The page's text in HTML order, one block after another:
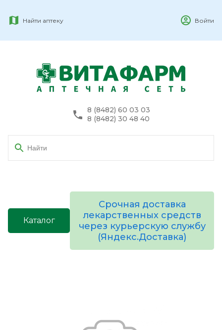
Найти аптеку Войти
8 (8482) 60 03 03
8 (8482) 30 48 40
Каталог
Срочная доставка
лекарственных средств
через курьерскую службу
(Яндекс.Доставка)